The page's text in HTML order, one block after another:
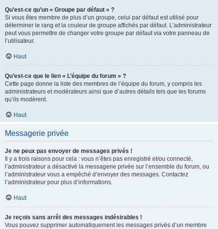
Qu’est-ce qu’un « Groupe par défaut » ?
Si vous êtes membre de plus d’un groupe, celui par défaut est utilisé pour
déterminer le rang et la couleur de groupe affichés par défaut. L’administrateur
peut vous permettre de changer votre groupe par défaut via votre panneau de
l’utilisateur.
Haut
Qu’est-ce que le lien « L’équipe du forum » ?
Cette page donne la liste des membres de l’équipe du forum, y compris les
administrateurs et modérateurs ainsi que d’autres détails tels que les forums
qu’ils modèrent.
Haut
Messagerie privée
Je ne peux pas envoyer de messages privés !
Il y a trois raisons pour cela : vous n’êtes pas enregistré et/ou connecté,
l’administrateur a désactivé la messagerie privée sur l’ensemble du forum, ou
l’administrateur vous a empêché d’envoyer des messages. Contactez
l’administrateur pour plus d’informations.
Haut
Je reçois sans arrêt des messages indésirables !
Vous pouvez supprimer automatiquement les messages privés d’un membre